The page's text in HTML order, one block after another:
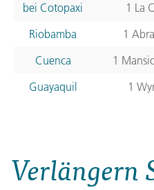
bei Cotopaxi
1 La
Riobamba
1
Cuenca
1
Guayaquil
1
Verlängern